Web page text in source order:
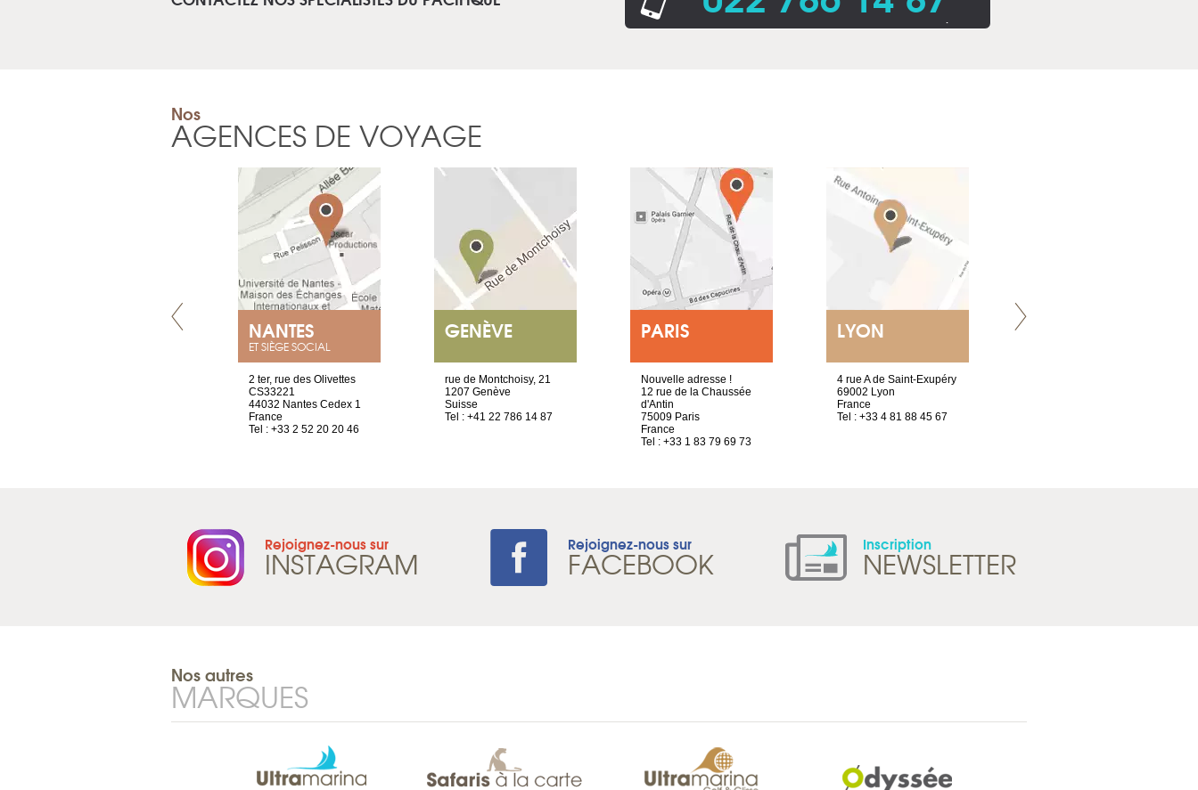
.
Nos
AGENCES DE VOYAGE
NANTES
ET SIÈGE SOCIAL
2 ter, rue des Olivettes
CS33221
44032 Nantes Cedex 1
France
Tel : +33 2 52 20 20 46
GENÈVE
rue de Montchoisy, 21
1207 Genève
Suisse
Tel : +41 22 786 14 87
PARIS
Nouvelle adresse !
12 rue de la Chaussée
d'Antin
75009 Paris
France
Tel : +33 1 83 79 69 73
LYON
4 rue A de Saint-Exupéry
69002 Lyon
France
Tel : +33 4 81 88 45 67
Rejoignez-nous sur
INSTAGRAM Rejoignez-nous sur
FACEBOOK Inscription
NEWSLETTER
Nos autres
MARQUES